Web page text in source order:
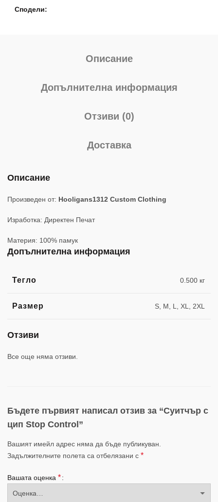
Сподели
Описание
Допълнителна информация
Отзиви (0)
Доставка
Описание
Произведен от: Hooligans1312 Custom Clothing
Изработка: Директен Печат
Материя: 100% памук
Допълнителна информация
Тегло 0.500 кг
Размер S, M, L, XL, 2XL
Отзиви
Все още няма отзиви.
Бъдете първият написал отзив за “Суитчър с
цип Stop Control”
Вашият имейл адрес няма да бъде публикуван.
Задължителните полета са отбелязани с *
Вашата оценка *